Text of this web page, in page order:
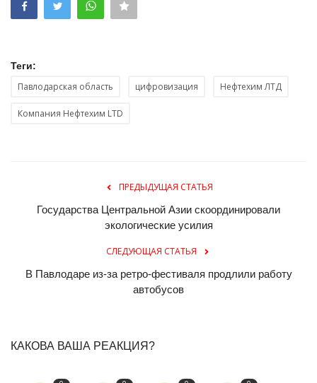
Теги:
Павлодарская область цифровизация Нефтехим ЛТД
Компания Нефтехим LTD
ПРЕДЫДУЩАЯ СТАТЬЯ
Государства Центральной Азии скоординировали
экологические усилия
СЛЕДУЮЩАЯ СТАТЬЯ
В Павлодаре из-за ретро-фестиваля продлили работу
автобусов
КАКОВА ВАША РЕАКЦИЯ?